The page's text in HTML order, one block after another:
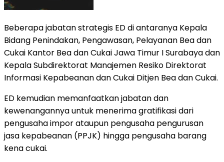
Beberapa jabatan strategis ED di antaranya Kepala
Bidang Penindakan, Pengawasan, Pelayanan Bea dan
Cukai Kantor Bea dan Cukai Jawa Timur I Surabaya dan
Kepala Subdirektorat Manajemen Resiko Direktorat
Informasi Kepabeanan dan Cukai Ditjen Bea dan Cukai.
ED kemudian memanfaatkan jabatan dan
kewenangannya untuk menerima gratifikasi dari
pengusaha impor ataupun pengusaha pengurusan
jasa kepabeanan (PPJK) hingga pengusaha barang
kena cukai.